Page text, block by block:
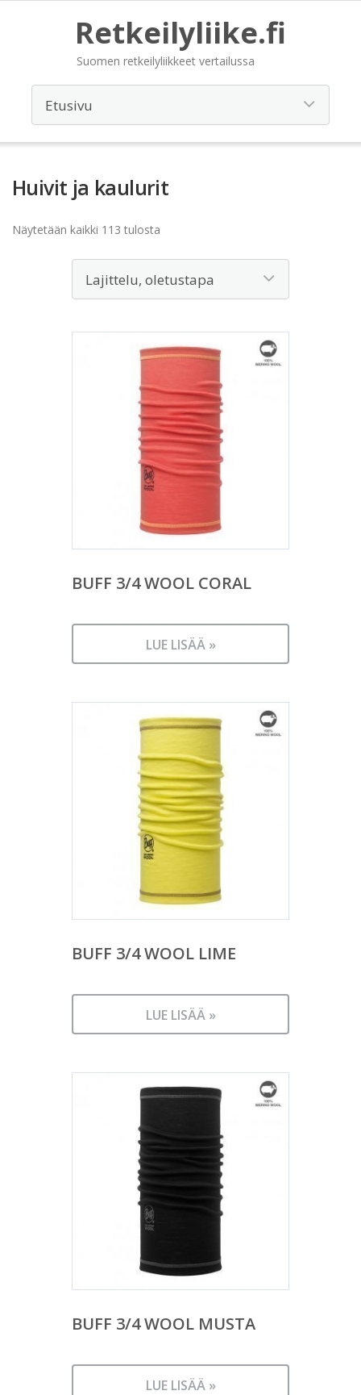
Retkeilyliike.fi
Suomen retkeilyliikkeet vertailussa
Huivit ja kaulurit
Näytetään kaikki 113 tulosta
BUFF 3/4 WOOL CORAL
LUE LISÄÄ »
BUFF 3/4 WOOL LIME
LUE LISÄÄ »
BUFF 3/4 WOOL MUSTA
LUE LISÄÄ »